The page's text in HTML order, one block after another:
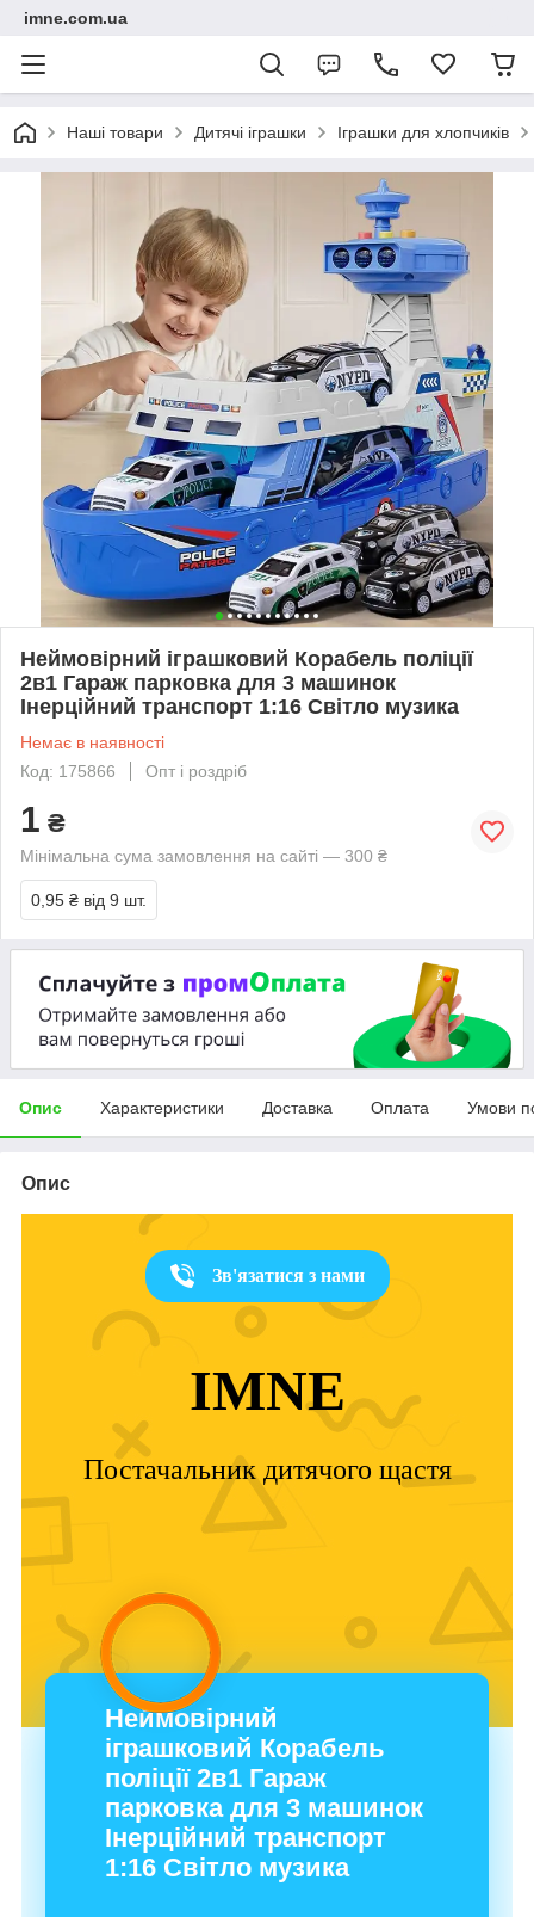
imne.com.ua
Наші товари Дитячі іграшки Іграшки для хлопчиків
Неймовірний іграшковий Корабель поліції
2в1 Гараж парковка для 3 машинок
Інерційний транспорт 1:16 Світло музика
Немає в наявності
Код: 175866
Опт і роздріб
1 ₴
Мінімальна сума замовлення на сайті — 300 ₴
0,95 ₴ від 9 шт.
Опис Характеристики Доставка Оплата Умови
Опис
Зв'язатися з нами
IMNE
Постачальник дитячого щастя
Неймовірний
іграшковий Корабель
поліції 2в1 Гараж
парковка для 3 машинок
Інерційний транспорт
1:16 Світло музика